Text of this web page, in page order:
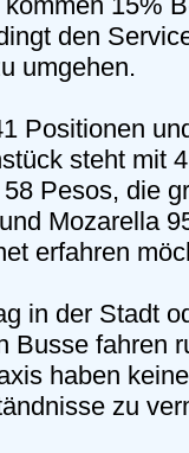
den
umgehen.
Positionen
steht mit
Pesos, die
Mozarella
erfahren
in der Stadt
Busse fahren
haben
zu